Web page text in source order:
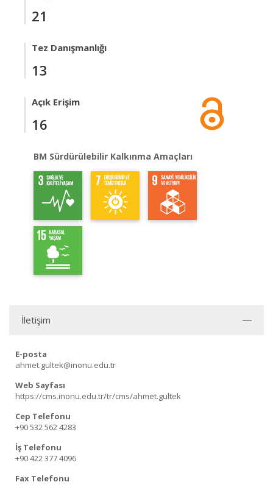
21
Tez Danışmanlığı
13
Açık Erişim
16
BM Sürdürülebilir Kalkınma Amaçları
İletişim
E-posta
ahmet.gultek@inonu.edu.tr
Web Sayfası
https://cms.inonu.edu.tr/tr/cms/ahmet.gultek
Cep Telefonu
+90 532 562 4283
İş Telefonu
+90 422 377 4096
Fax Telefonu